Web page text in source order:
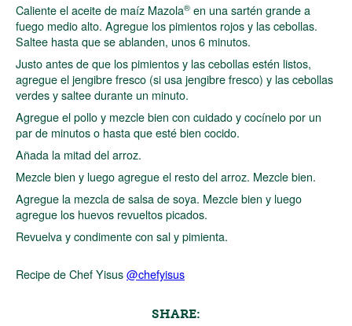
Caliente el aceite de maíz Mazola® en una sartén grande a
fuego medio alto. Agregue los pimientos rojos y las cebollas.
Saltee hasta que se ablanden, unos 6 minutos.
Justo antes de que los pimientos y las cebollas estén listos,
agregue el jengibre fresco (si usa jengibre fresco) y las cebollas
verdes y saltee durante un minuto.
Agregue el pollo y mezcle bien con cuidado y cocínelo por un
par de minutos o hasta que esté bien cocido.
Añada la mitad del arroz.
Mezcle bien y luego agregue el resto del arroz. Mezcle bien.
Agregue la mezcla de salsa de soya. Mezcle bien y luego
agregue los huevos revueltos picados.
Revuelva y condimente con sal y pimienta.
Recipe de Chef Yisus@chefyisus
SHARE: